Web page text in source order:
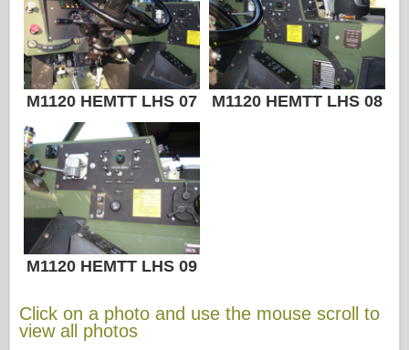
M1120 HEMTT LHS 07 M1120 HEMTT LHS 08
M1120 HEMTT LHS 09
Click on a photo and use the mouse scroll to
view all photos